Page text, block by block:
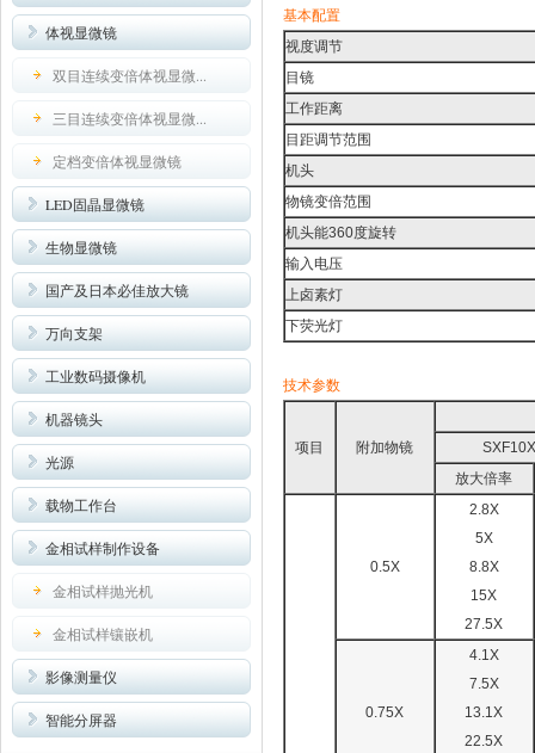
体视显微镜
双目连续变倍体视显微...
三目连续变倍体视显微...
定档变倍体视显微镜
LED固晶显微镜
生物显微镜
国产及日本必佳放大镜
万向支架
工业数码摄像机
机器镜头
光源
载物工作台
金相试样制作设备
金相试样抛光机
金相试样镶嵌机
影像测量仪
智能分屏器
基本配置
视度调节
目镜
工作距离
目距调节范围
机头
物镜变倍范围
机头能360度旋转
输入电压
上卤素灯
下荧光灯
技术参数
项目 附加物镜
放大倍率
0.5X
2.8X
5X
8.8X
15X
27.5X
0.75X
4.1X
7.5X
13.1X
22.5X